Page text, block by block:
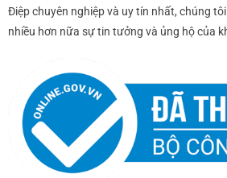
Điệp chuyên nghiệp và uy tín nhất, chúng
nhiều hơn nữa sự tin tưởng và ủng hộ của